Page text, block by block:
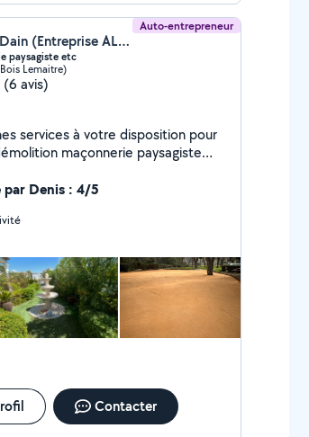
Auto-entrepreneur
Arnaud Dain (Entreprise ALD)
paysagiste etc
Lemaitre)
(6 avis)
maçonnerie paysagiste
par Denis : 4/5
Contacter